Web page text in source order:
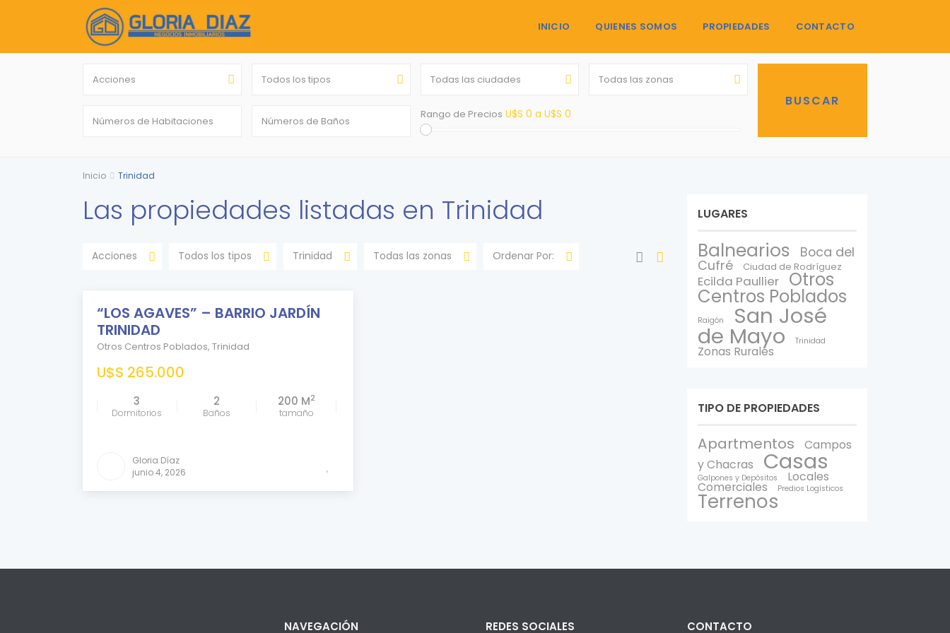
INICIO QUIENES SOMOS PROPIEDADES CONTACTO
Acciones Todos los tipos Todas las ciudades Todas las zonas
Rango de Precios U$S 0 a U$S 0
Inicio Trinidad
Las propiedades listadas en Trinidad
Acciones Todos los tipos Trinidad Todas las zonas Ordenar Por:
DESTACADO
“LOS AGAVES” – BARRIO JARDÍN
TRINIDAD
Otros Centros Poblados, Trinidad
U$S 265.000
3
Dormitorios
2
Baños
200 M2
tamaño
Gloria Díaz
junio 4, 2026
LUGARES
Balnearios Boca del
Cufré Ciudad de Rodríguez
Ecilda Paullier Otros
Centros Poblados
Raigón San José
de Mayo Trinidad
Zonas Rurales
TIPO DE PROPIEDADES
Apartmentos
Campos
y Chacras
Casas
Galpones y Depòsitos Locales
Comerciales Predios Logísticos
Terrenos
NAVEGACIÓN REDES SOCIALES CONTACTO